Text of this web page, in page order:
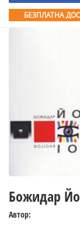
БЕЗПЛАТНА
Божидар
Автор: